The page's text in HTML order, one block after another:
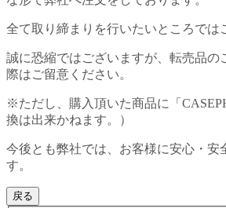
全て取り締まりを行いたいところでは
誠に恐縮ではございますが、転売品
際はご留意ください。
※ただし、購入頂いた商品に「
換は出来かねます。）
今後とも弊社では、お客様に安心・
す。